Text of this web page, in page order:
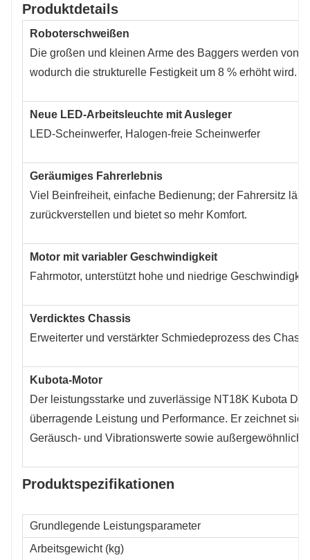
Produktdetails
Roboterschweißen
Die großen und kleinen Arme des Baggers werden von
wodurch die strukturelle Festigkeit um 8 % erhöht wird.
Neue LED-Arbeitsleuchte mit Ausleger
LED-Scheinwerfer, Halogen-freie Scheinwerfer
Geräumiges Fahrerlebnis
Viel Beinfreiheit, einfache Bedienung; der Fahrersitz
zurückverstellen und bietet so mehr Komfort.
Motor mit variabler Geschwindigkeit
Fahrmotor, unterstützt hohe und niedrige
Verdicktes Chassis
Erweiterter und verstärkter Schmiedeprozess des
Kubota-Motor
Der leistungsstarke und zuverlässige NT18K Kubota
überragende Leistung und Performance. Er zeichnet
Geräusch- und Vibrationswerte sowie
Produktspezifikationen
Grundlegende Leistungsparameter
Arbeitsgewicht (kg)